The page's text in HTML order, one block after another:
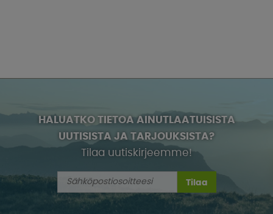
HALUATKO TIETOA AINUTLAATUISISTA
UUTISISTA JA TARJOUKSISTA?
Tilaa uutiskirjeemme!
Tilaa